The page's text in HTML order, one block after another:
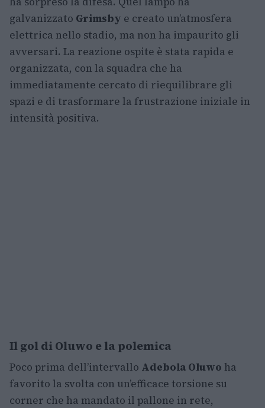
galvanizzato Grimsby e creato un’atmosfera
elettrica nello stadio, ma non ha impaurito gli
avversari. La reazione ospite è stata rapida e
organizzata, con la squadra che ha
immediatamente cercato di riequilibrare gli
spazi e di trasformare la frustrazione iniziale in
intensità positiva.
Il gol di Oluwo e la polemica
Poco prima dell’intervallo Adebola Oluwo ha
favorito la svolta con un’efficace torsione su
corner che ha mandato il pallone in rete,